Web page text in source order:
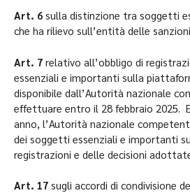
Art. 6 sulla distinzione tra soggetti
che ha rilievo sull’entità delle
Art. 7 relativo all’obbligo di
essenziali e importanti sulla
disponibile dall’Autorità nazionale
effettuare entro il 28 febbraio 2025.
anno, l’Autorità nazionale
dei soggetti essenziali e importanti
registrazioni e delle decisioni
Art. 17 sugli accordi di condivisione